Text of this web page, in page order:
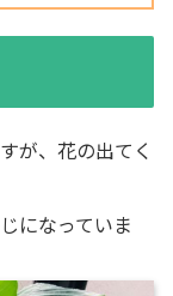
が、花の出てく
になっていま